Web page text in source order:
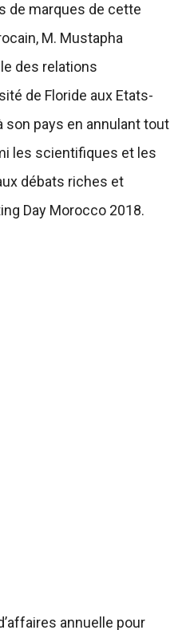
de marques de cette
M. Mustapha
des relations
de Floride aux Etats-
son pays en annulant tout
les scientifiques et les
débats riches et
Day Morocco 2018.
annuelle pour